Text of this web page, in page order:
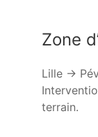
Zone
Lille →
terrain.